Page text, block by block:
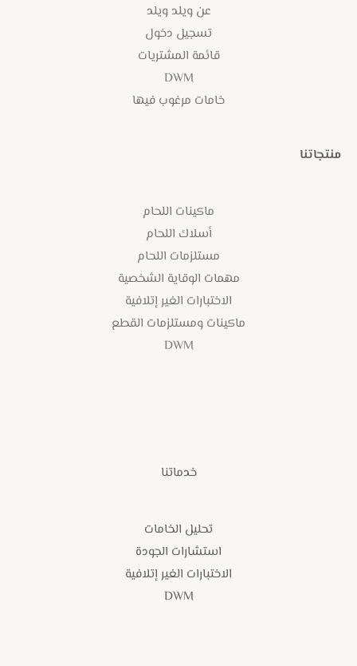
عن ويلد ويلد
تسجيل دخول
قائمة المشتريات
DWM
خامات مرغوب فيها
منتجاتنا
ماكينات اللحام
أسلاك اللحام
مستلزمات اللحام
مهمات الوقاية الشخصية
الاختبارات الغير إتلافية
ماكينات ومستلزمات القطع
DWM
خدماتنا
تحليل الخامات
استشارات الجودة
الاختبارات الغير إتلافية
DWM